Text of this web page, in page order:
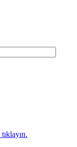
tıklayın.